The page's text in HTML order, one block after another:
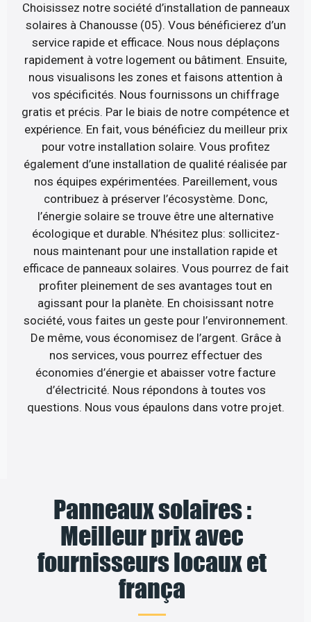
Choisissez notre société d’installation de panneaux
solaires à Chanousse (05). Vous bénéficierez d’un
service rapide et efficace. Nous nous déplaçons
rapidement à votre logement ou bâtiment. Ensuite,
nous visualisons les zones et faisons attention à
vos spécificités. Nous fournissons un chiffrage
gratis et précis. Par le biais de notre compétence et
expérience. En fait, vous bénéficiez du meilleur prix
pour votre installation solaire. Vous profitez
également d’une installation de qualité réalisée par
nos équipes expérimentées. Pareillement, vous
contribuez à préserver l’écosystème. Donc,
l’énergie solaire se trouve être une alternative
écologique et durable. N’hésitez plus: sollicitez-
nous maintenant pour une installation rapide et
efficace de panneaux solaires. Vous pourrez de fait
profiter pleinement de ses avantages tout en
agissant pour la planète. En choisissant notre
société, vous faites un geste pour l’environnement.
De même, vous économisez de l’argent. Grâce à
nos services, vous pourrez effectuer des
économies d’énergie et abaisser votre facture
d’électricité. Nous répondons à toutes vos
questions. Nous vous épaulons dans votre projet.
Panneaux solaires :
Meilleur prix avec
fournisseurs locaux et
frança